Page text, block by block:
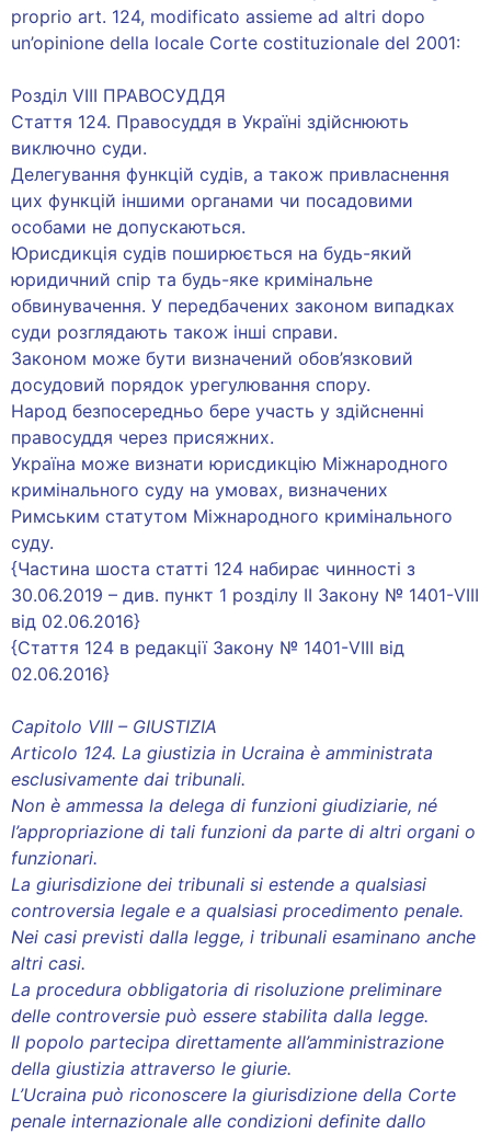
proprio art. 124, modificato assieme ad altri dopo
un’opinione della locale Corte costituzionale del 2001:
Розділ VIII ПРАВОСУДДЯ
Стаття 124. Правосуддя в Україні здійснюють
виключно суди.
Делегування функцій судів, а також привласнення
цих функцій іншими органами чи посадовими
особами не допускаються.
Юрисдикція судів поширюється на будь-який
юридичний спір та будь-яке кримінальне
обвинувачення. У передбачених законом випадках
суди розглядають також інші справи.
Законом може бути визначений обов’язковий
досудовий порядок урегулювання спору.
Народ безпосередньо бере участь у здійсненні
правосуддя через присяжних.
Україна може визнати юрисдикцію Міжнародного
кримінального суду на умовах, визначених
Римським статутом Міжнародного кримінального
суду.
{Частина шоста статті 124 набирає чинності з
30.06.2019 – див. пункт 1 розділу II Закону № 1401-VIII
від 02.06.2016}
{Стаття 124 в редакції Закону № 1401-VIII від
02.06.2016}
Capitolo VIII – GIUSTIZIA
Articolo 124. La giustizia in Ucraina è amministrata
esclusivamente dai tribunali.
Non è ammessa la delega di funzioni giudiziarie, né
l’appropriazione di tali funzioni da parte di altri organi o
funzionari.
La giurisdizione dei tribunali si estende a qualsiasi
controversia legale e a qualsiasi procedimento penale.
Nei casi previsti dalla legge, i tribunali esaminano anche
altri casi.
La procedura obbligatoria di risoluzione preliminare
delle controversie può essere stabilita dalla legge.
Il popolo partecipa direttamente all’amministrazione
della giustizia attraverso le giurie.
L’Ucraina può riconoscere la giurisdizione della Corte
penale internazionale alle condizioni definite dallo